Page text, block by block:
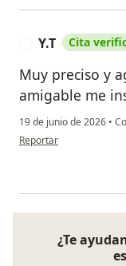
Y.T Cita
Muy preciso y
amigable me
19 de junio de 2026 •
en opinión del usuario Y.T
Reportar
¿Te